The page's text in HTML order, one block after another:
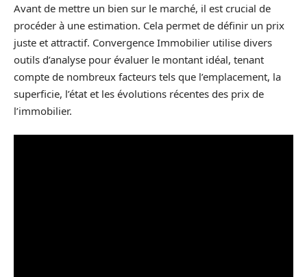
Avant de mettre un bien sur le marché, il est crucial de
procéder à une estimation. Cela permet de définir un prix
juste et attractif. Convergence Immobilier utilise divers
outils d’analyse pour évaluer le montant idéal, tenant
compte de nombreux facteurs tels que l’emplacement, la
superficie, l’état et les évolutions récentes des prix de
l’immobilier.